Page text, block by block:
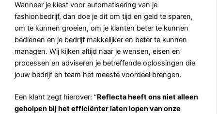
Wanneer je kiest voor automatisering van je
fashionbedrijf, dan doe je dit om tijd en geld te sparen,
om te kunnen groeien, om je klanten beter te kunnen
bedienen en je bedrijf makkelijker en beter te kunnen
managen. Wij kijken altijd naar je wensen, eisen en
processen en adviseren je betreffende oplossingen die
jouw bedrijf en team het meeste voordeel brengen.
Een klant zegt hierover: “Reflecta heeft ons niet alleen
geholpen bij het efficiënter laten lopen van onze